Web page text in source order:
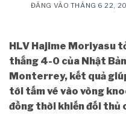
ĐĂNG VÀO THÁNG 6 22,
HLV Hajime Moriyasu
thắng 4-0 của Nhật
Monterrey, kết quả
tới tấm vé vào vòng
đồng thời khiến đối thủ